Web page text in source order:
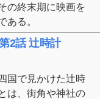
の終末期に映画を
ある。
2話 辻時計
国で見かけた辻時
は、街角や神社の